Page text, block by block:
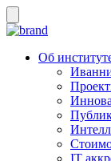
Об
IT